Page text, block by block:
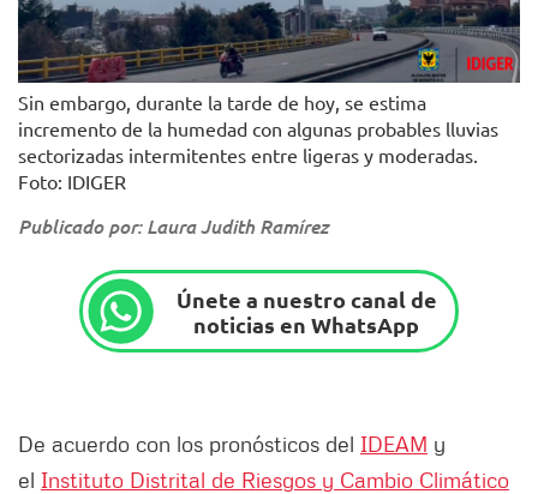
Sin embargo, durante la tarde de hoy, se estima
incremento de la humedad con algunas probables lluvias
sectorizadas intermitentes entre ligeras y moderadas.
Foto: IDIGER
Publicado por: Laura Judith Ramírez
Únete a nuestro canal de
noticias en WhatsApp
De acuerdo con los pronósticos del IDEAM y
el Instituto Distrital de Riesgos y Cambio Climático